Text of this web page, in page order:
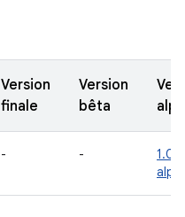
Version
finale
Version
bêta
- -